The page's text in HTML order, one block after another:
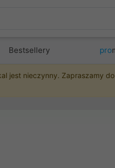
Bestsellery pro
jest nieczynny. Zapraszamy